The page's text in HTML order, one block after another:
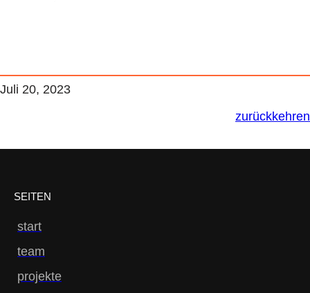
Juli 20, 2023
zurückkehren
SEITEN
start
team
projekte